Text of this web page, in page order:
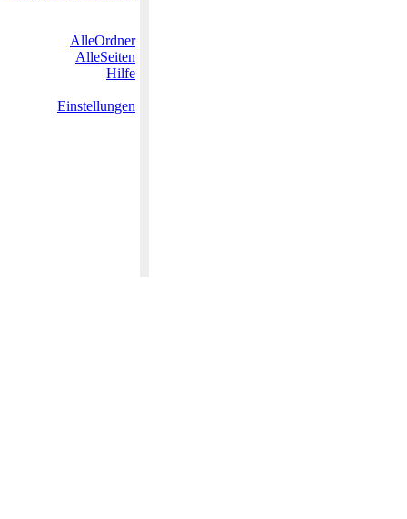
AlleOrdner
AlleSeiten
Hilfe
Einstellungen